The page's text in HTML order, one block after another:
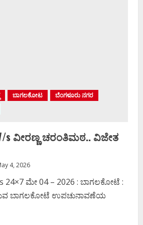
ಬಾಗಲಕೋಟ
ಬೆಂಗಳೂರು ನಗರ
ವೀರಣ್ಣ ಚರಂತಿಮಠ.. ವಿಜೇತ
4, 2026
24×7 ಮೇ 04 – 2026 : ಬಾಗಲಕೋಟೆ :
ಬಾಗಲಕೋಟೆ ಉಪಚುನಾವಣೆಯ